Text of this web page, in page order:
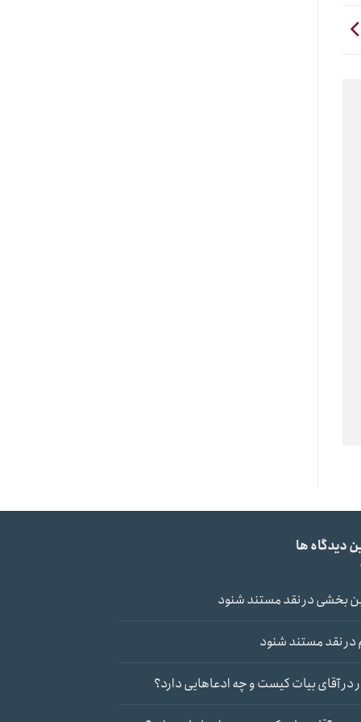
دیدگاه ها
بخشیدرنقد مستند شنود
درنقد مستند شنود
درآقای بیات کیست و چه ادعاهایی دارد؟